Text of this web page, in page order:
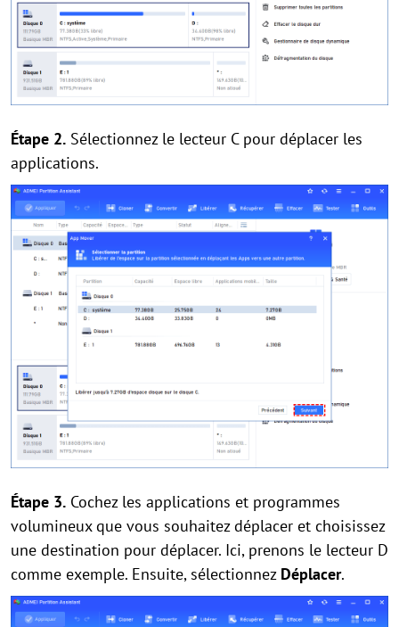
Étape 2. Sélectionnez le lecteur C pour déplacer les
applications.
Étape 3. Cochez les applications et programmes
volumineux que vous souhaitez déplacer et choisissez
une destination pour déplacer. Ici, prenons le lecteur D
comme exemple. Ensuite, sélectionnez Déplacer.